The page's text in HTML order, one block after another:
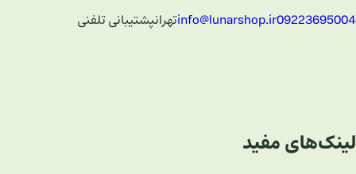
09223695004
info@lunarshop.irتهرانپشتیبانی تلفنی
لینک‌های مفید